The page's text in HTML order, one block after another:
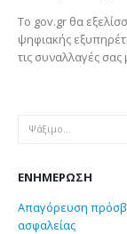
Το gov.gr θα
ψηφιακής
τις συναλλαγές
ΕΝΗΜΈΡΩΣΗ
Απαγόρευση
ασφαλείας